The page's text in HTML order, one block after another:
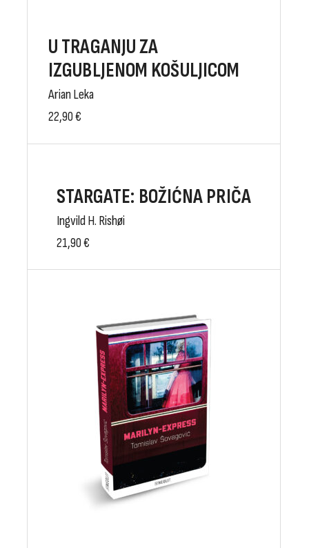
U TRAGANJU ZA
IZGUBLJENOM KOŠULJICOM
Arian Leka
22,90€
STARGATE: BOŽIĆNA PRIČA
Ingvild H. Rishøi
21,90€